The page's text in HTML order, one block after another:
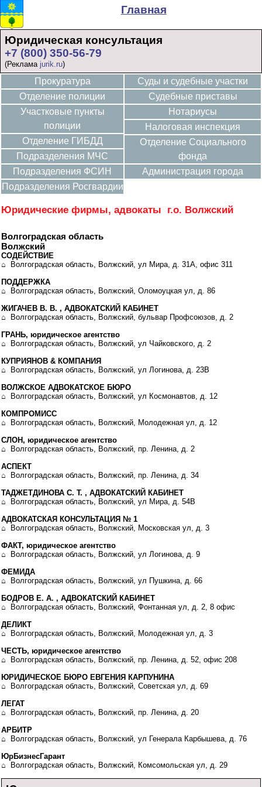
Главная
Юридическая консультация
+7 (800) 350-56-79
(Реклама jurik.ru)
Прокуратура
Отделение полиции
Участковые пункты
полиции
Отделение ГИБДД
Подразделения МЧС
Подразделения ФСИН
Подразделения Росгвардии
Суды и судебные участки
Судебные приставы
Нотариусы
Налоговая инспекция
Отделение Социального
фонда
Администрация города
Юридические фирмы, адвокаты г.о. Волжский
Волгоградская область
Волжский
СОДЕЙСТВИЕ
⌂ Волгоградская область, Волжский, ул Мира, д. 31А, офис 311
ПОДДЕРЖКА
⌂ Волгоградская область, Волжский, Оломоуцкая ул, д. 86
ЖИГАЧЕВ В. В. , АДВОКАТСКИЙ КАБИНЕТ
⌂ Волгоградская область, Волжский, бульвар Профсоюзов, д. 2
ГРАНЬ, юридическое агентство
⌂ Волгоградская область, Волжский, ул Чайковского, д. 2
КУПРИЯНОВ & КОМПАНИЯ
⌂ Волгоградская область, Волжский, ул Логинова, д. 23В
ВОЛЖСКОЕ АДВОКАТСКОЕ БЮРО
⌂ Волгоградская область, Волжский, ул Космонавтов, д. 12
КОМПРОМИСС
⌂ Волгоградская область, Волжский, Молодежная ул, д. 12
СЛОН, юридическое агентство
⌂ Волгоградская область, Волжский, пр. Ленина, д. 2
АСПЕКТ
⌂ Волгоградская область, Волжский, пр. Ленина, д. 34
ТАДЖЕТДИНОВА С. Т. , АДВОКАТСКИЙ КАБИНЕТ
⌂ Волгоградская область, Волжский, ул Мира, д. 54В
АДВОКАТСКАЯ КОНСУЛЬТАЦИЯ № 1
⌂ Волгоградская область, Волжский, Московская ул, д. 3
ФАКТ, юридическое агентство
⌂ Волгоградская область, Волжский, ул Логинова, д. 9
ФЕМИДА
⌂ Волгоградская область, Волжский, ул Пушкина, д. 66
БОДРОВ Е. А. , АДВОКАТСКИЙ КАБИНЕТ
⌂ Волгоградская область, Волжский, Фонтанная ул, д. 2, 8 офис
ДЕЛИКТ
⌂ Волгоградская область, Волжский, Молодежная ул, д. 3
ЧЕСТЬ, юридическое агентство
⌂ Волгоградская область, Волжский, пр. Ленина, д. 52, офис 208
ЮРИДИЧЕСКОЕ БЮРО ЕВГЕНИЯ КАРПУНИНА
⌂ Волгоградская область, Волжский, Советская ул, д. 69
ЛЕГАТ
⌂ Волгоградская область, Волжский, пр. Ленина, д. 20
АРБИТР
⌂ Волгоградская область, Волжский, ул Генерала Карбышева, д. 76
ЮрБизнесГарант
⌂ Волгоградская область, Волжский, Комсомольская ул, д. 29